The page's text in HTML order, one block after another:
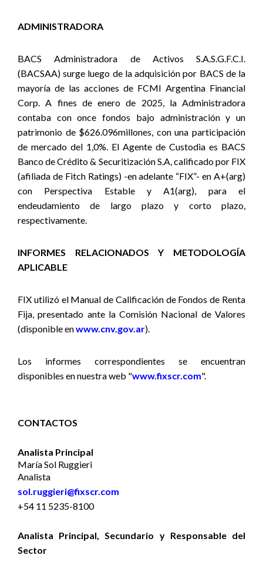
ADMINISTRADORA
BACS Administradora de Activos S.A.S.G.F.C.I.
(BACSAA) surge luego de la adquisición por BACS de la
mayoría de las acciones de FCMI Argentina Financial
Corp. A fines de enero de 2025, la Administradora
contaba con once fondos bajo administración y un
patrimonio de $626.096millones, con una participación
de mercado del 1,0%. El Agente de Custodia es BACS
Banco de Crédito & Securitización S.A, calificado por FIX
(afiliada de Fitch Ratings) -en adelante “FIX”- en A+(arg)
con Perspectiva Estable y A1(arg), para el
endeudamiento de largo plazo y corto plazo,
respectivamente.
INFORMES RELACIONADOS Y METODOLOGÍA
APLICABLE
FIX utilizó el Manual de Calificación de Fondos de Renta
Fija,presentado ante la Comisión Nacional de Valores
(disponible enwww.cnv.gov.ar).
Los informes correspondientes se encuentran
disponibles en nuestra web "www.fixscr.com".
CONTACTOS
Analista Principal
María Sol Ruggieri
Analista
sol.ruggieri@fixscr.com
+54 11 5235-8100
Analista Principal, Secundario y Responsable del
Sector